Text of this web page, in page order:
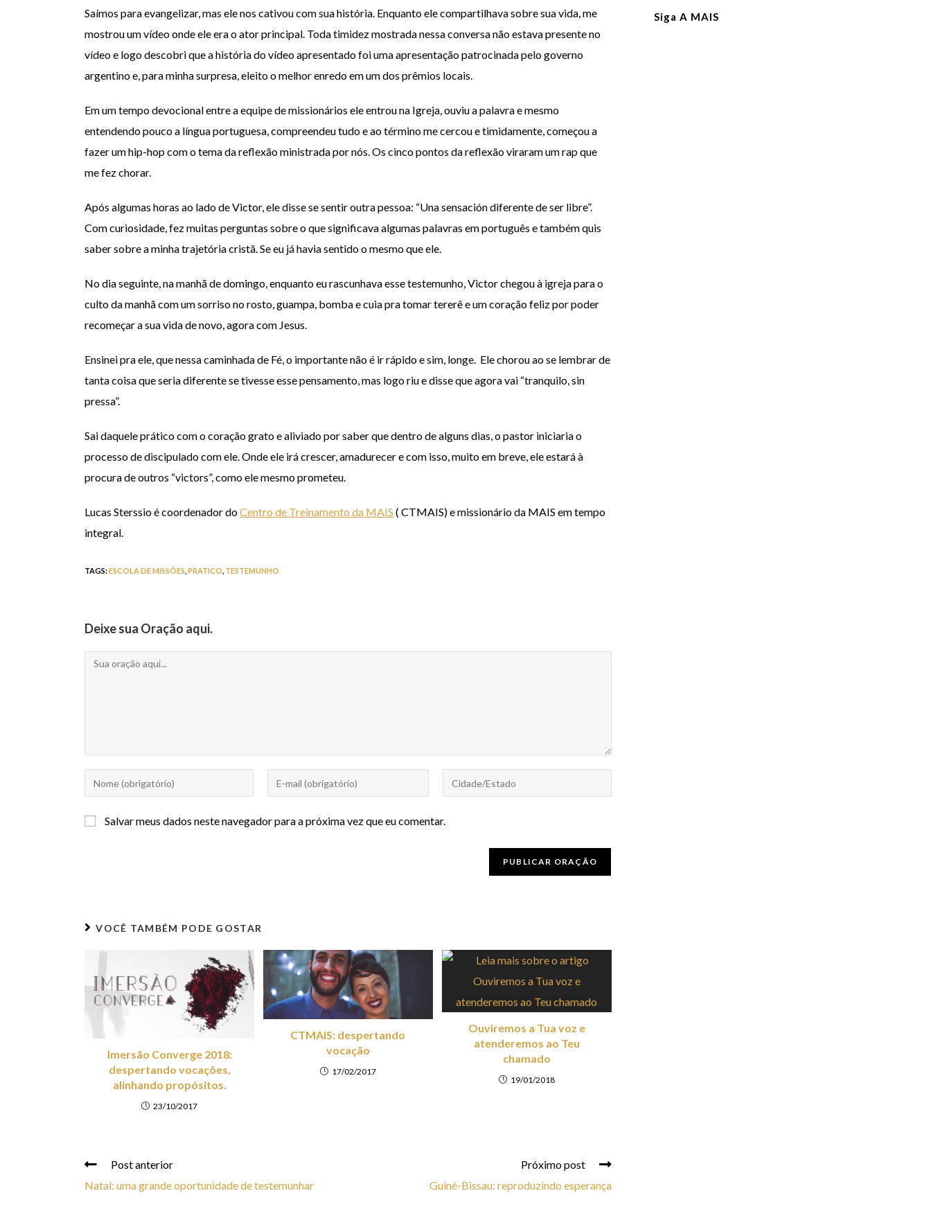
Saímos para evangelizar, mas ele nos cativou com sua história. Enquanto ele compartilhava sobre sua vida, me
mostrou um vídeo onde ele era o ator principal. Toda timidez mostrada nessa conversa não estava presente no
vídeo e logo descobri que a história do vídeo apresentado foi uma apresentação patrocinada pelo governo
argentino e, para minha surpresa, eleito o melhor enredo em um dos prêmios locais.
Em um tempo devocional entre a equipe de missionários ele entrou na Igreja, ouviu a palavra e mesmo
entendendo pouco a língua portuguesa, compreendeu tudo e ao término me cercou e timidamente, começou a
fazer um hip-hop com o tema da reflexão ministrada por nós. Os cinco pontos da reflexão viraram um rap que
me fez chorar.
Após algumas horas ao lado de Victor, ele disse se sentir outra pessoa: “Una sensación diferente de ser libre”.
Com curiosidade, fez muitas perguntas sobre o que significava algumas palavras em português e também quis
saber sobre a minha trajetória cristã. Se eu já havia sentido o mesmo que ele.
No dia seguinte, na manhã de domingo, enquanto eu rascunhava esse testemunho, Victor chegou à igreja para o
culto da manhã com um sorriso no rosto, guampa, bomba e cuia pra tomar tererê e um coração feliz por poder
recomeçar a sua vida de novo, agora com Jesus.
Ensinei pra ele, que nessa caminhada de Fé, o importante não é ir rápido e sim, longe. Ele chorou ao se lembrar de
tanta coisa que seria diferente se tivesse esse pensamento, mas logo riu e disse que agora vai “tranquilo, sin
pressa”.
Sai daquele prático com o coração grato e aliviado por saber que dentro de alguns dias, o pastor iniciaria o
processo de discipulado com ele. Onde ele irá crescer, amadurecer e com isso, muito em breve, ele estará à
procura de outros “victors”, como ele mesmo prometeu.
Lucas Sterssio é coordenador doCentro de Treinamento da MAIS ( CTMAIS) e missionário da MAIS em tempo
integral.
TAGS:ESCOLA DE MISSÕES PRATICO TESTEMUNHO
Deixe sua Oração aqui.
Salvar meus dados neste navegador para a próxima vez que eu comentar.
VOCÊ TAMBÉM PODE GOSTAR
Imersão Converge 2018:
despertando vocações,
alinhando propósitos.
23/10/2017
CTMAIS: despertando
vocação
17/02/2017
Ouviremos a Tua voz e
atenderemos ao Teu
chamado
19/01/2018
Post anterior
Natal: uma grande oportunidade de testemunhar
Próximo post
Guiné-Bissau: reproduzindo esperança
Siga A MAIS